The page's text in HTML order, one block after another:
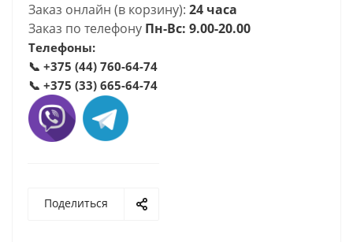
Заказ онлайн (в корзину): 24 часа
Заказ по телефону Пн-Вс: 9.00-20.00
Телефоны:
📞 +375 (44) 760-64-74
📞 +375 (33) 665-64-74
Поделиться